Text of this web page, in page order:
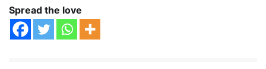
Spread the love